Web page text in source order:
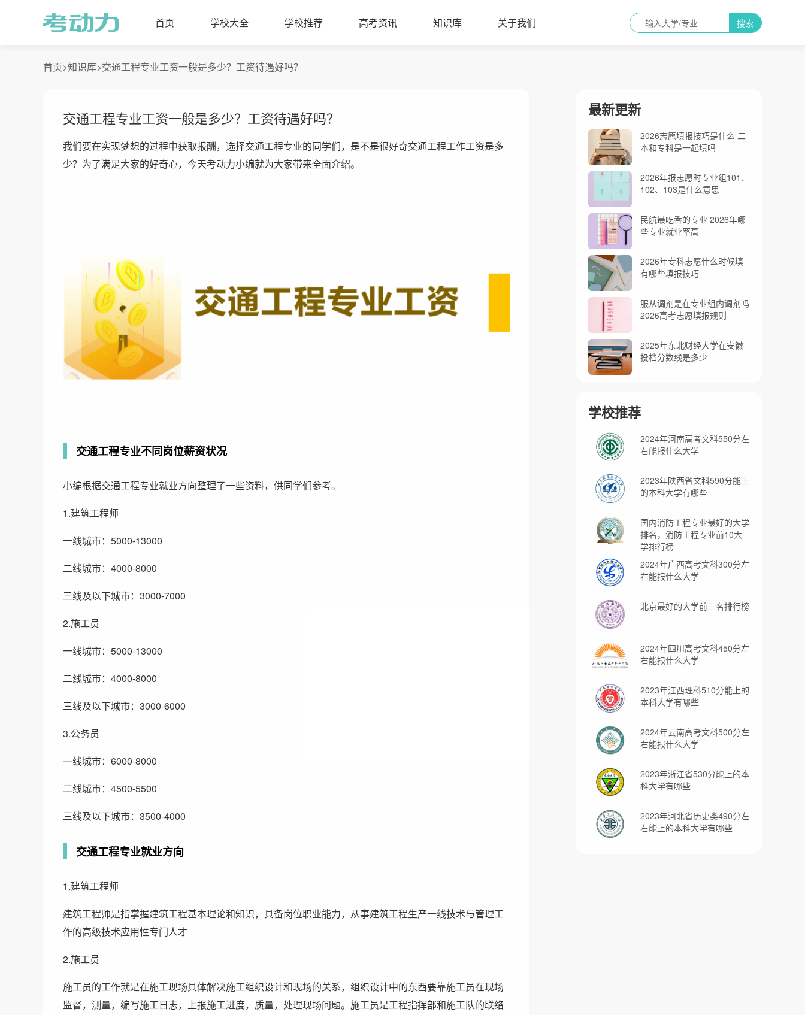
首页 学校大全 学校推荐 高考资讯 知识库 关于我们 搜索
首页>知识库>交通工程专业工资一般是多少？工资待遇好吗？
交通工程专业工资一般是多少？工资待遇好吗？
我们要在实现梦想的过程中获取报酬，选择交通工程专业的同学们，是不是很好奇交通工程工作工资是多
少？为了满足大家的好奇心，今天考动力小编就为大家带来全面介绍。
交通工程专业不同岗位薪资状况
小编根据交通工程专业就业方向整理了一些资料，供同学们参考。
1.建筑工程师
一线城市：5000-13000
二线城市：4000-8000
三线及以下城市：3000-7000
2.施工员
一线城市：5000-13000
二线城市：4000-8000
三线及以下城市：3000-6000
3.公务员
一线城市：6000-8000
二线城市：4500-5500
三线及以下城市：3500-4000
交通工程专业就业方向
1.建筑工程师
建筑工程师是指掌握建筑工程基本理论和知识，具备岗位职业能力，从事建筑工程生产一线技术与管理工
作的高级技术应用性专门人才
2.施工员
施工员的工作就是在施工现场具体解决施工组织设计和现场的关系，组织设计中的东西要靠施工员在现场
监督，测量，编写施工日志，上报施工进度，质量，处理现场问题。施工员是工程指挥部和施工队的联络
最新更新
2026志愿填报技巧是什么 二
本和专科是一起填吗
2026年报志愿时专业组101、
102、103是什么意思
民航最吃香的专业 2026年哪
些专业就业率高
2026年专科志愿什么时候填
有哪些填报技巧
服从调剂是在专业组内调剂吗
2026高考志愿填报规则
2025年东北财经大学在安徽
投档分数线是多少
学校推荐
2024年河南高考文科550分左
右能报什么大学
2023年陕西省文科590分能上
的本科大学有哪些
国内消防工程专业最好的大学
排名，消防工程专业前10大
学排行榜
2024年广西高考文科300分左
右能报什么大学
北京最好的大学前三名排行榜
2024年四川高考文科450分左
右能报什么大学
2023年江西理科510分能上的
本科大学有哪些
2024年云南高考文科500分左
右能报什么大学
2023年浙江省530分能上的本
科大学有哪些
2023年河北省历史类490分左
右能上的本科大学有哪些